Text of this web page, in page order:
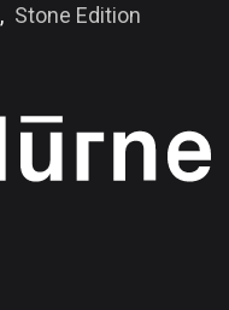
, Stone Edition